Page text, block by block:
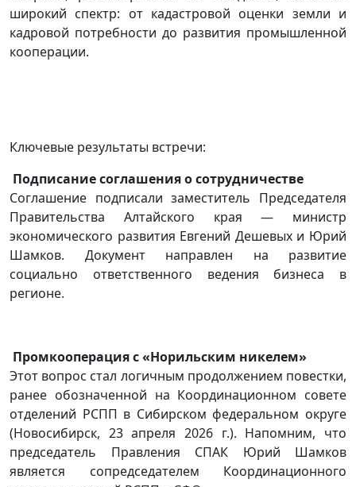
широкий спектр: от кадастровой оценки земли и
кадровой потребности до развития промышленной
кооперации.
Ключевые результаты встречи:
Подписание соглашения о сотрудничестве
Соглашение подписали заместитель Председателя
Правительства Алтайского края — министр
экономического развития Евгений Дешевых и Юрий
Шамков. Документ направлен на развитие
социально ответственного ведения бизнеса в
регионе.
Промкооперация с «Норильским никелем»
Этот вопрос стал логичным продолжением повестки,
ранее обозначенной на Координационном совете
отделений РСПП в Сибирском федеральном округе
(Новосибирск, 23 апреля 2026 г.). Напомним, что
председатель Правления СПАК Юрий Шамков
является сопредседателем Координационного